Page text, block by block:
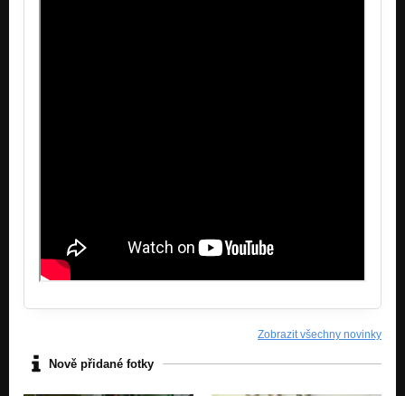
Zobrazit všechny novinky
Nově přidané fotky